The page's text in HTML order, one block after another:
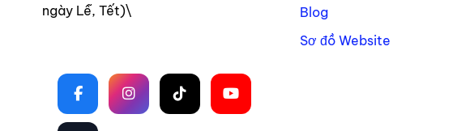
ngày Lễ, Tết)\
Blog
Sơ đồ Website